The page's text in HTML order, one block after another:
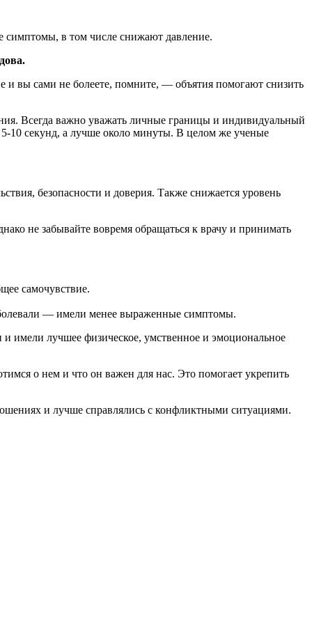
в том числе снижают давление.
вы сами не болеете, помните, — объятия помогают снизить
Всегда важно уважать личные границы и индивидуальный
5-10 секунд, а лучше около минуты. В целом же ученые
безопасности и доверия. Также снижается уровень
не забывайте вовремя обращаться к врачу и принимать
самочувствие.
— имели менее выраженные симптомы.
имели лучшее физическое, умственное и эмоциональное
о нем и что он важен для нас. Это помогает укрепить
и лучше справлялись с конфликтными ситуациями.